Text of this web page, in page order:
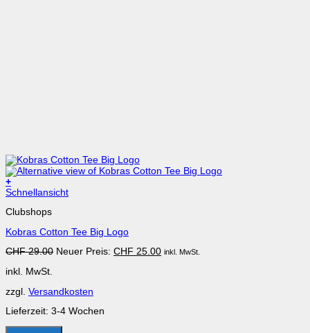
+
Dieses
weist
Varianten
Die
können
der
Produktseite
gewählt
werden
Schnellansicht
Clubshops
Kobras Cotton Tee Big Logo
CHF29.00 Ursprünglicher
Neuer Preis: CHF 25.00Aktueller
inkl. MwSt.
inkl. MwSt.
zzgl. Versandkosten
Lieferzeit: 3-4 Wochen